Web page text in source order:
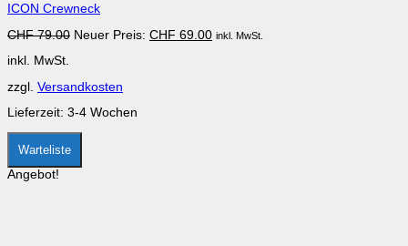
Varianten
Die
können
der
Produktseite
gewählt
werden
ICON Crewneck
CHF79.00 Ursprünglicher
Neuer Preis: CHF 69.00Aktueller
inkl. MwSt.
inkl. MwSt.
zzgl. Versandkosten
Lieferzeit: 3-4 Wochen
Warteliste
Angebot!